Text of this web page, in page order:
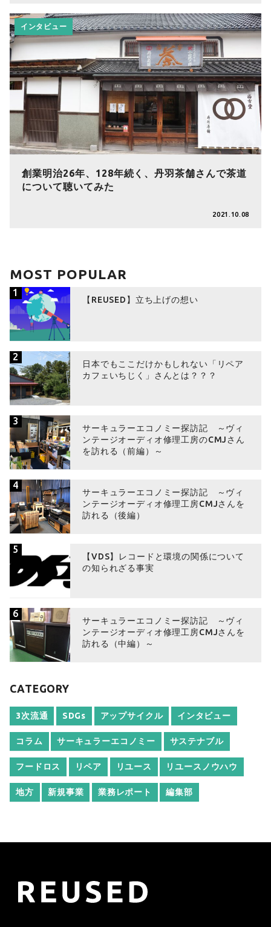
創業明治26年、128年続く、丹羽茶舗さんで茶道
について聴いてみた
2021.10.08
インタビュー
MOST POPULAR
1
【REUSED】立ち上げの想い
2
日本でもここだけかもしれない「リペア
カフェいちじく」さんとは？？？
3
サーキュラーエコノミー探訪記 ～ヴィ
ンテージオーディオ修理工房のCMJさん
を訪れる（前編）～
4
サーキュラーエコノミー探訪記 ～ヴィ
ンテージオーディオ修理工房CMJさんを
訪れる（後編）
5
【VDS】レコードと環境の関係について
の知られざる事実
6
サーキュラーエコノミー探訪記 ～ヴィ
ンテージオーディオ修理工房CMJさんを
訪れる（中編）～
CATEGORY
3次流通 SDGs アップサイクル インタビュー
コラム サーキュラーエコノミー サステナブル
フードロス リペア リユース リユースノウハウ
地方 新規事業 業務レポート 編集部